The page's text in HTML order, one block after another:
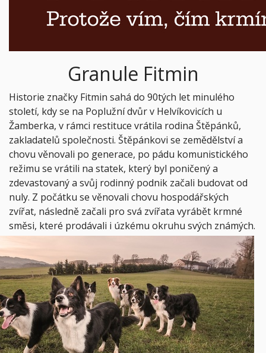
Granule Fitmin
Historie značky Fitmin sahá do 90tých let minulého
století, kdy se na Poplužní dvůr v Helvíkovicích u
Žamberka, v rámci restituce vrátila rodina Štěpánků,
zakladatelů společnosti. Štěpánkovi se zemědělství a
chovu věnovali po generace, po pádu komunistického
režimu se vrátili na statek, který byl poničený a
zdevastovaný a svůj rodinný podnik začali budovat od
nuly. Z počátku se věnovali chovu hospodářských
zvířat, následně začali pro svá zvířata vyrábět krmné
směsi, které prodávali i úzkému okruhu svých známých.